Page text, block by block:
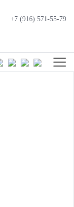
+7 (916) 571-55-79